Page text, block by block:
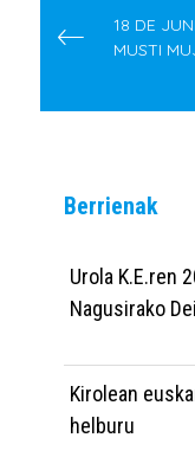
18 DE
MUSTI
Berrienak
Urola K.E.ren
Nagusirako
Kirolean
helburu